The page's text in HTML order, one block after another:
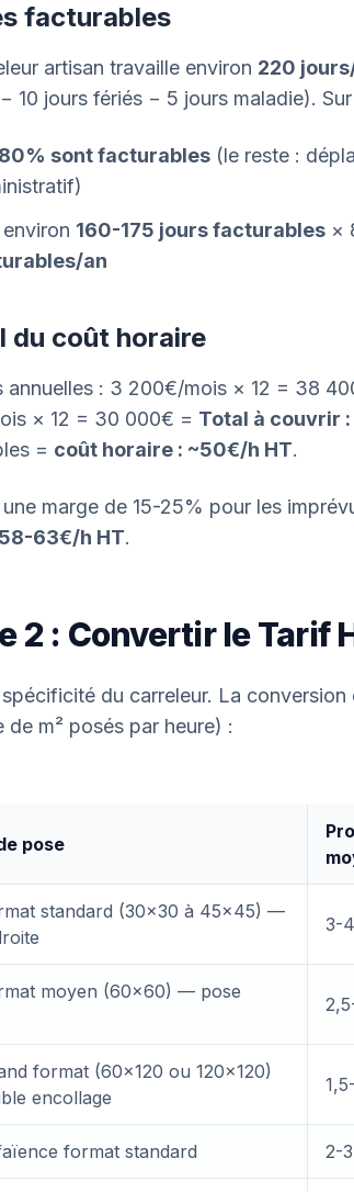
facturables
artisan travaille environ 220
10 jours fériés − 5 jours maladie).
sont facturables (le reste :
160-175 jours facturables ×
an
du coût horaire
annuelles : 3 200€/mois × 12 = 38
× 12 = 30 000€ = Total à couvrir
= coût horaire : ~50€/h HT.
marge de 15-25% pour les
63€/h HT.
2 : Convertir le Tarif
du carreleur. La
de m² posés par heure) :
pose
standard (30×30 à 45×45) —
3-
moyen (60×60) — pose
format (60×120 ou 120×120)
encollage
format standard 2-